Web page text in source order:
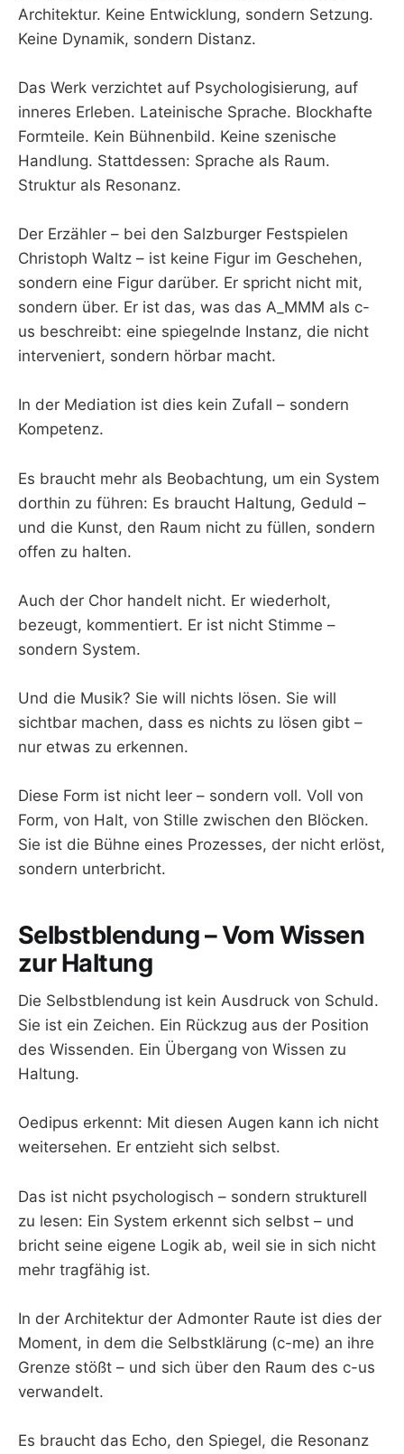
Architektur. Keine Entwicklung, sondern Setzung.
Keine Dynamik, sondern Distanz.
Das Werk verzichtet auf Psychologisierung, auf
inneres Erleben. Lateinische Sprache. Blockhafte
Formteile. Kein Bühnenbild. Keine szenische
Handlung. Stattdessen: Sprache als Raum.
Struktur als Resonanz.
Der Erzähler – bei den Salzburger Festspielen
Christoph Waltz – ist keine Figur im Geschehen,
sondern eine Figur darüber. Er spricht nicht mit,
sondern über. Er ist das, was das A_MMM als c-
us beschreibt: eine spiegelnde Instanz, die nicht
interveniert, sondern hörbar macht.
In der Mediation ist dies kein Zufall – sondern
Kompetenz.
Es braucht mehr als Beobachtung, um ein System
dorthin zu führen: Es braucht Haltung, Geduld –
und die Kunst, den Raum nicht zu füllen, sondern
offen zu halten.
Auch der Chor handelt nicht. Er wiederholt,
bezeugt, kommentiert. Er ist nicht Stimme –
sondern System.
Und die Musik? Sie will nichts lösen. Sie will
sichtbar machen, dass es nichts zu lösen gibt –
nur etwas zu erkennen.
Diese Form ist nicht leer – sondern voll. Voll von
Form, von Halt, von Stille zwischen den Blöcken.
Sie ist die Bühne eines Prozesses, der nicht erlöst,
sondern unterbricht.
Selbstblendung – Vom Wissen
zur Haltung
Die Selbstblendung ist kein Ausdruck von Schuld.
Sie ist ein Zeichen. Ein Rückzug aus der Position
des Wissenden. Ein Übergang von Wissen zu
Haltung.
Oedipus erkennt: Mit diesen Augen kann ich nicht
weitersehen. Er entzieht sich selbst.
Das ist nicht psychologisch – sondern strukturell
zu lesen: Ein System erkennt sich selbst – und
bricht seine eigene Logik ab, weil sie in sich nicht
mehr tragfähig ist.
In der Architektur der Admonter Raute ist dies der
Moment, in dem die Selbstklärung (c-me) an ihre
Grenze stößt – und sich über den Raum des c-us
verwandelt.
Es braucht das Echo, den Spiegel, die Resonanz